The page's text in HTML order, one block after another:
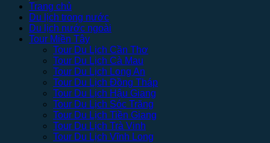
Trang chủ
Du lịch trong nước
Du lịch nước ngoài
Tour Miền Tây
Tour Du Lịch Cần Thơ
Tour Du Lịch Cà Mau
Tour Du Lịch Long An
Tour Du Lịch Đồng Tháp
Tour Du Lịch Hậu Giang
Tour Du Lịch Sóc Trăng
Tour Du Lịch Tiền Giang
Tour Du Lịch Trà Vinh
Tour Du Lịch Vĩnh Long